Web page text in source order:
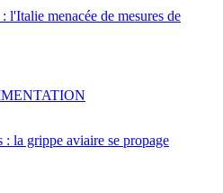
l'Italie menacée de mesures de
: la grippe aviaire se propage